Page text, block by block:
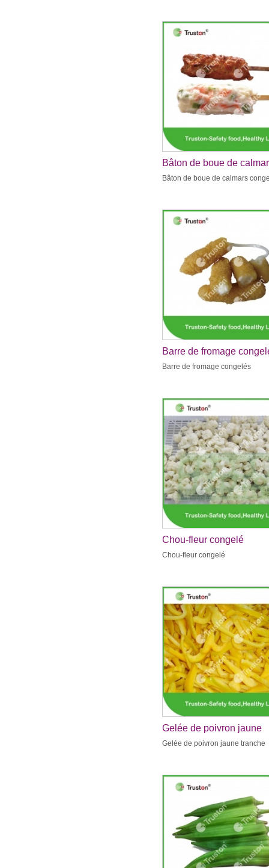
Bâton de boue de
congelés
Bâton de boue de calmars
Barre de fromage
Barre de fromage congelés
Chou-fleur congelé
Chou-fleur congelé
Gelée de poivron jaune
tranche
Gelée de poivron jaune tranche